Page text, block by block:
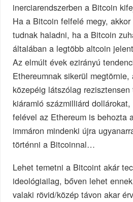
inerciarendszerben a Bitcoin
Ha a Bitcoin felfelé megy,
tudnak haladni, ha a Bitcoin
általában a legtöbb altcoin
Az elmúlt évek ezirányú
Ethereumnak sikerül
közepéig látszólag
kiáramló százmilliárd
felével az Ethereum is behozta
immáron mindenki újra
történni a Bitcoinnal…
Lehet temetni a Bitcoint akár
ideológiailag, bőven lehet
valaki rövid/közép távon akar